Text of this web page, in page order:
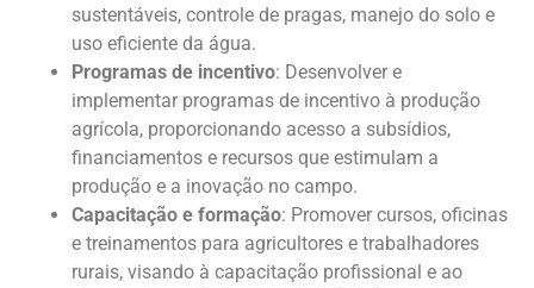
sustentáveis, controle de pragas, manejo do solo e
uso eficiente da água.
Programas de incentivo: Desenvolver e
implementar programas de incentivo à produção
agrícola, proporcionando acesso a subsídios,
financiamentos e recursos que estimulam a
produção e a inovação no campo.
Capacitação e formação: Promover cursos, oficinas
e treinamentos para agricultores e trabalhadores
rurais, visando à capacitação profissional e ao